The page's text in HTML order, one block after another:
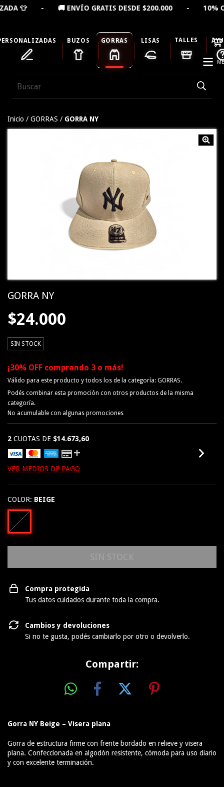
GRATIS DESDE $200.000 - 10% OFF
BUZOS GORRAS LISAS TALLES
Inicio / GORRAS / GORRA NY
GORRA NY
$24.000
SIN STOCK
¡30% OFF comprando 3 o más!
Válido para este producto y todos los de la categoría: GORRAS.
Podés combinar esta promoción con otros productos de la misma
categoría.
No acumulable con algunas promociones
2 CUOTAS DE $14.673,60
VER MEDIOS DE PAGO
COLOR: BEIGE
Compra protegida
Tus datos cuidados durante toda la compra.
Cambios y devoluciones
Si no te gusta, podés cambiarlo por otro o devolverlo.
Compartir:
Gorra NY Beige – Visera plana
Gorra de estructura firme con frente bordado en relieve y visera
plana. Confeccionada en algodón resistente, cómoda para uso diario
y con excelente terminación.